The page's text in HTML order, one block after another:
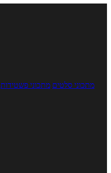
מתכוני סלטים מתכוני פשטידות